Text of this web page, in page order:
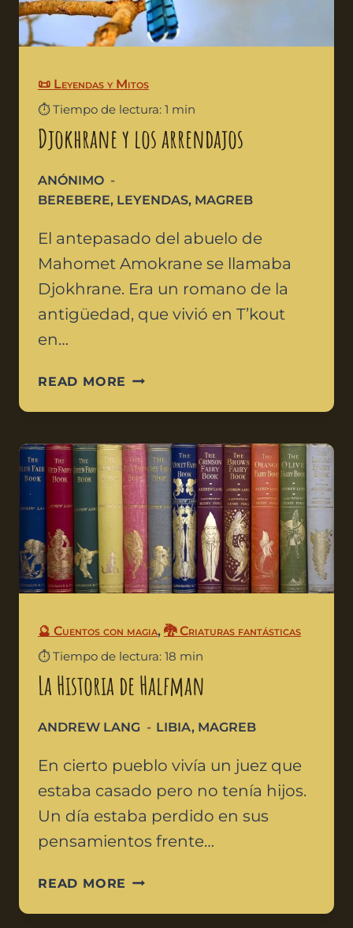
📜 Leyendas y Mitos
⏱️ Tiempo de lectura: 1 min
Djokhrane y los arrendajos
ANÓNIMO
BEREBERE, LEYENDAS, MAGREB
El antepasado del abuelo de
Mahomet Amokrane se llamaba
Djokhrane. Era un romano de la
antigüedad, que vivió en T’kout
en…
READ MORE
🔮 Cuentos con magia, 🐉 Criaturas fantásticas
⏱️ Tiempo de lectura: 18 min
La Historia de Halfman
ANDREW LANG LIBIA, MAGREB
En cierto pueblo vivía un juez que
estaba casado pero no tenía hijos.
Un día estaba perdido en sus
pensamientos frente…
READ MORE